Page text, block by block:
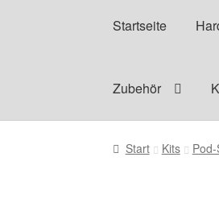
Startseite
Zubehör
Start Kits